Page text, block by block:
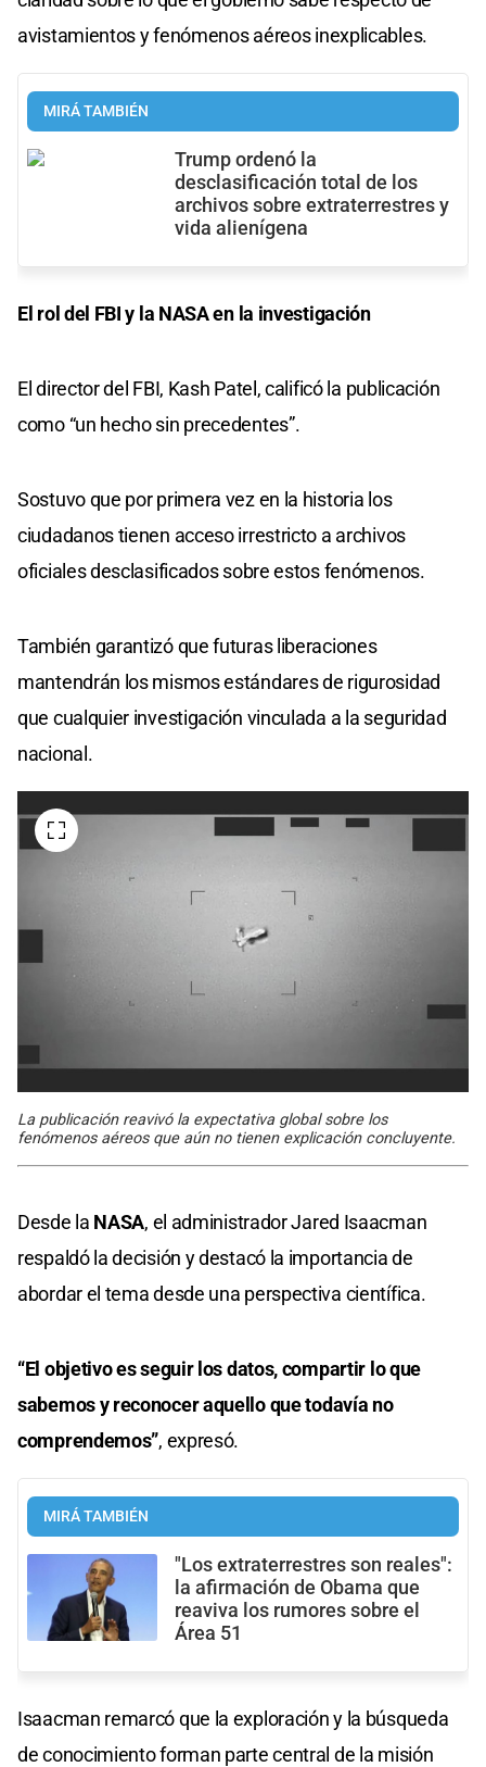
avistamientos y fenómenos aéreos inexplicables.
MIRÁ TAMBIÉN
Trump ordenó la
desclasificación total de los
archivos sobre extraterrestres y
vida alienígena
El rol del FBI y la NASA en la investigación
El director del FBI, Kash Patel, calificó la publicación
como “un hecho sin precedentes”.
Sostuvo que por primera vez en la historia los
ciudadanos tienen acceso irrestricto a archivos
oficiales desclasificados sobre estos fenómenos.
También garantizó que futuras liberaciones
mantendrán los mismos estándares de rigurosidad
que cualquier investigación vinculada a la seguridad
nacional.
La publicación reavivó la expectativa global sobre los
fenómenos aéreos que aún no tienen explicación concluyente.
Desde la NASA, el administrador Jared Isaacman
respaldó la decisión y destacó la importancia de
abordar el tema desde una perspectiva científica.
“El objetivo es seguir los datos, compartir lo que
sabemos y reconocer aquello que todavía no
comprendemos”, expresó.
MIRÁ TAMBIÉN
"Los extraterrestres son reales":
la afirmación de Obama que
reaviva los rumores sobre el
Área 51
Isaacman remarcó que la exploración y la búsqueda
de conocimiento forman parte central de la misión